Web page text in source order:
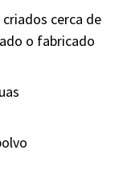
cerca de
o fabricado